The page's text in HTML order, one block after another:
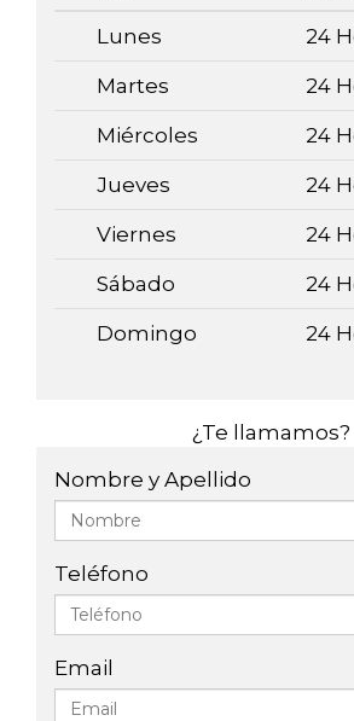
Lunes 24
Martes 24
Miércoles 24
Jueves 24
Viernes 24
Sábado 24
Domingo 24
¿Te llamamos?
Nombre y Apellido
Teléfono
Email